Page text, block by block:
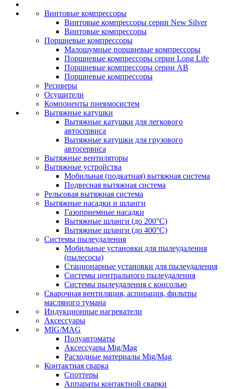
Винтовые компрессоры
Винтовые компрессоры серии New Silver
Винтовые компрессоры
Поршневые компрессоры
Малошумные поршневые компрессоры
Поршневые компрессоры серии Long Life
Поршневые компрессоры серии AB
Поршневые компрессоры
Ресиверы
Осушители
Компоненты пневмосистем
Вытяжные катушки
Вытяжные катушки для легкового
автосервиса
Вытяжные катушки для грузового
автосервиса
Вытяжные вентиляторы
Вытяжные устройства
Мобильная (подкатная) вытяжная система
Подвесная вытяжная система
Рельсовая вытяжная система
Вытяжные насадки и шланги
Газоприемные насадки
Вытяжные шланги (до 200°C)
Вытяжные шланги (до 400°C)
Системы пылеудаления
Мобильные установки для пылеудаления
(пылесосы)
Стационарные установки для пылеудаления
Системы центрального пылеудаления
Системы пылеудаления с консолью
Сварочная вентиляция, аспирация, фильтры
масляного тумана
Индукционные нагреватели
Аксессуары
MIG/MAG
Полуавтоматы
Аксессуары Mig/Mag
Расходные материалы Mig/Mag
Контактная сварка
Споттеры
Аппараты контактной сварки